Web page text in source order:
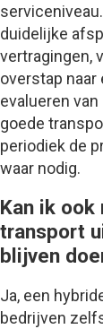
duidelijke
vertragingen,
overstap naar
evalueren
goede
periodiek de
waar nodig.
Kan ik ook
transport
blijven
Ja, een
bedrijven